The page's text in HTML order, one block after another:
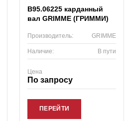
B95.06225 карданный
вал GRIMME (ГРИММИ)
Производитель: GRIMME
Наличие: В пути
Цена
По запросу
ПЕРЕЙТИ